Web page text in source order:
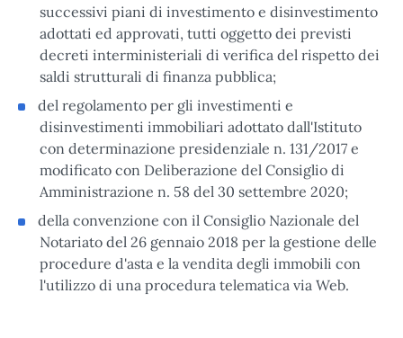
successivi piani di investimento e disinvestimento
adottati ed approvati, tutti oggetto dei previsti
decreti interministeriali di verifica del rispetto dei
saldi strutturali di finanza pubblica;
del regolamento per gli investimenti e
disinvestimenti immobiliari adottato dall'Istituto
con determinazione presidenziale n. 131/2017 e
modificato con Deliberazione del Consiglio di
Amministrazione n. 58 del 30 settembre 2020;
della convenzione con il Consiglio Nazionale del
Notariato del 26 gennaio 2018 per la gestione delle
procedure d'asta e la vendita degli immobili con
l'utilizzo di una procedura telematica via Web.